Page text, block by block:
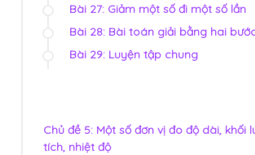
Bài 27: Giảm một số đi một số lần
Bài 28: Bài toán giải bằng hai
Bài 29: Luyện tập chung
Chủ đề 5: Một số đơn vị đo độ dài, khối
tích, nhiệt độ